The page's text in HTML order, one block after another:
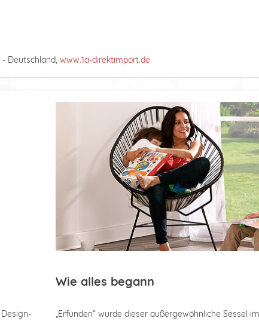
Deutschland, www.1a-direktimport.de
Wie alles begann
„Erfunden“ wurde dieser außergewöhnliche Sessel